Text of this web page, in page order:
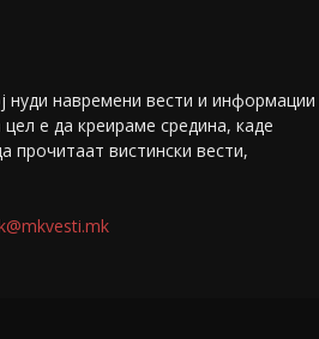
навремени вести и информации
е да креираме средина, каде
прочитаат вистински вести,